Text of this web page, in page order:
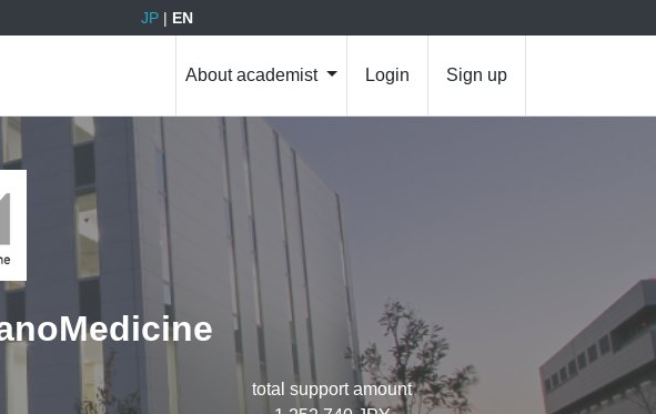
JP| EN
About academist Login Sign up
total support amount